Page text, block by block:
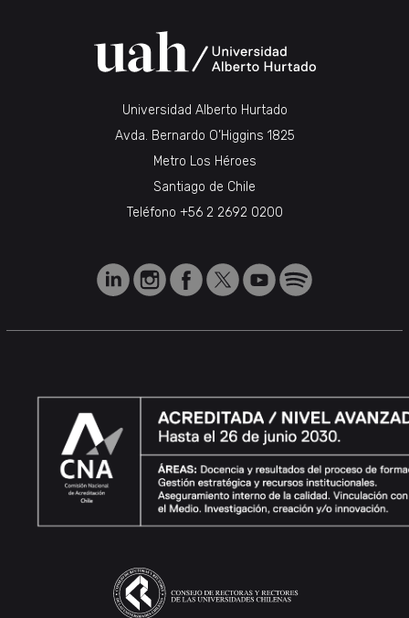
Universidad Alberto Hurtado
Avda. Bernardo O’Higgins 1825
Metro Los Héroes
Santiago de Chile
Teléfono +56 2 2692 0200